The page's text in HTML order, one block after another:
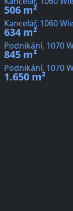
506 m²
Kancelář, 1060
634 m²
Podnikání, 1070
845 m²
Podnikání, 1070
1.650 m²